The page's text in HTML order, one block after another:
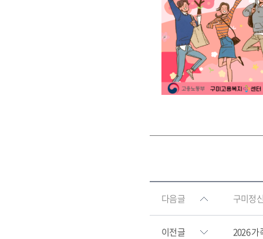
다음글 구미정
이전글 2026 가